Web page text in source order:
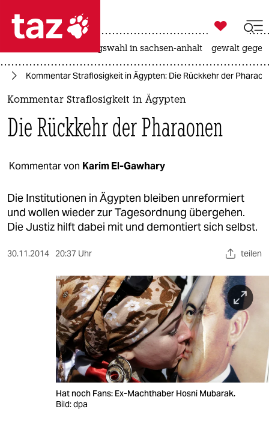
 taz zahl ich
taz zahl ich
politik
öko
gesellschaft
kultur
wahrheit
veranstaltungen

taz zahl ich
landtagswahl in sachsen-anhalt gewalt
Kommentar Straflosigkeit in Ägypten: Die Rückkehr der
Kommentar Straflosigkeit in Ägypten
Die Rückkehr der Pharaonen
Kommentar von Karim El-Gawhary
Die Institutionen in Ägypten bleiben unreformiert
und wollen wieder zur Tagesordnung übergehen.
Die Justiz hilft dabei mit und demontiert sich selbst.
30.11.2014 20:37 Uhr teilen
Hat noch Fans: Ex-Machthaber Hosni Mubarak.
Bild: dpa